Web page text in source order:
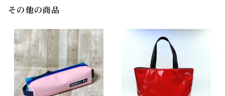
その他の商品